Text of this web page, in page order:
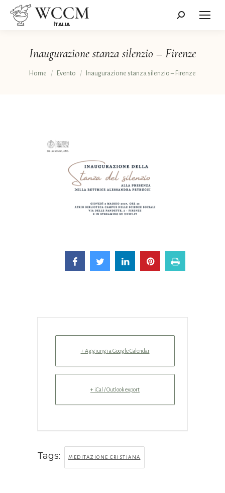
Cerca:
Inaugurazione stanza silenzio – Firenze
Tu sei qui:
Home Evento Inaugurazione stanza silenzio – Firenze
+ Aggiungi a Google Calendar
+ iCal / Outlook export
Tags: MEDITAZIONE CRISTIANA